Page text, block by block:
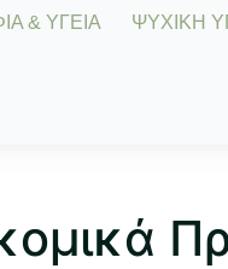
& ΥΓΕΙΑ ΨΥΧΙΚΗ